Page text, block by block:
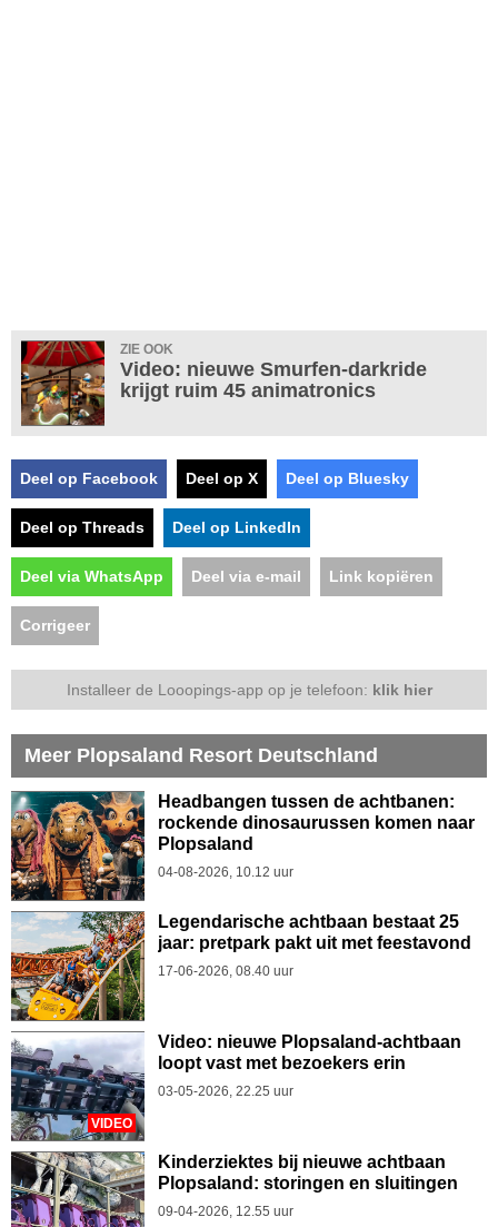
ZIE OOK
Video: nieuwe Smurfen-darkride
krijgt ruim 45 animatronics
Deel op Facebook Deel op X Deel op Bluesky
Deel op Threads Deel op LinkedIn
Deel via WhatsApp Deel via e-mail Link kopiëren
Corrigeer
Installeer de Looopings-app op je telefoon: klik hier
Meer Plopsaland Resort Deutschland
Headbangen tussen de achtbanen:
rockende dinosaurussen komen naar
Plopsaland
04-08-2026, 10.12 uur
Legendarische achtbaan bestaat 25
jaar: pretpark pakt uit met feestavond
17-06-2026, 08.40 uur
VIDEO
Video: nieuwe Plopsaland-achtbaan
loopt vast met bezoekers erin
03-05-2026, 22.25 uur
Kinderziektes bij nieuwe achtbaan
Plopsaland: storingen en sluitingen
09-04-2026, 12.55 uur